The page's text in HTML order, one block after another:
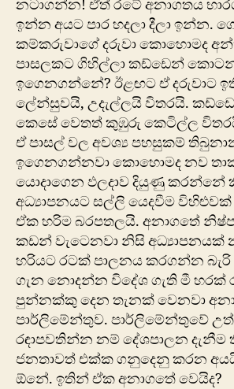
නටාගන්න! ඒත් රටේ අනාගතය
ඉන්න අයට පාර හදලා දීලා ඉන්න.
කම්කරුවාගේ දරුවා කොහොමද
පාසලකට ගිහිල්ලා කඩ්ඩෙන්
ඉගෙනගන්නේ? ඊළඟට ඒ දරුවාට
ලේන්සුවයි, උදැල්ලයි විතරයි.
කෙසේ වෙතත් කුඹුරු කෙටිල්ල
ඒ පාසල් වල අවශ්‍ය පහසුකම්
‍ඉගෙනගන්නවා කොහොමද නව
යොදාගෙන ඵලදාව දියුණු කරන්නේ
අධ්‍යාපනයට සල්ලි‍ යෙදවීම
ඒක හරිම බරපතලයි. අනාගතේ
කඩන් වැටෙනවා නිසි අධ්‍යාපනයක්
හරියට රටක් පාලනය කරගන්න බැරි
ගැන නොදන්න විදේශ ගැති මී හරක්
පුන්නක්කු දෙන තැනක් වෙනවා
පාර්ලිමේන්තුව. පාර්ලිමේන්තුවේ
රඳාපවතින්න නම් දේශපාලන
ජනතාවත් එක්ක ගනුදෙනු කරන
ඕනේ. ඉතින් ඒක අනාගතේ වෙයිද?